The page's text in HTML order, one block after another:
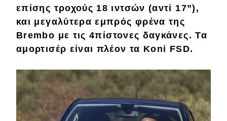
Χρηστικά
Συμβουλές
ΚΤΕΟ
Οδική βοήθεια
επίσης τροχούς 18 ιντσών(αντί 17”),
και μεγαλύτερα εμπρός φρένα της
Brembo με τις4πίστονες δαγκάνες. Τα
αμορτισέρ είναι πλέον τα Koni FSD.